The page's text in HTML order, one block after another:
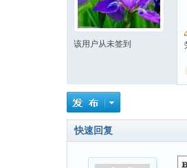
该用户从未签到
快速回复